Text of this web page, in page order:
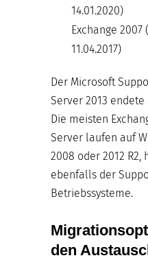
14.01.2020)
Exchange 2007
11.04.2017)
Der Microsoft
Server 2013 endete
Die meisten
Server laufen auf
2008 oder 2012 R2,
ebenfalls der
Betriebssysteme.
den